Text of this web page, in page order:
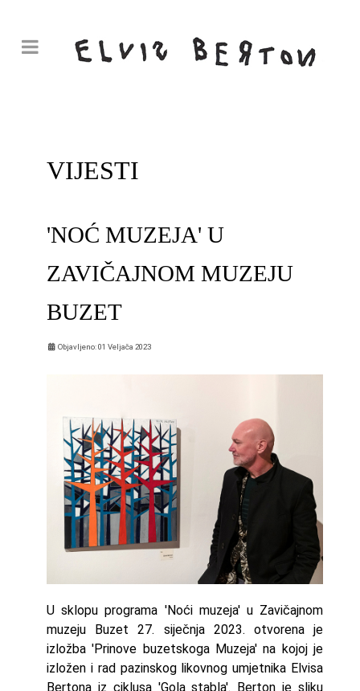
VIJESTI
'NOĆ MUZEJA' U
ZAVIČAJNOM MUZEJU
BUZET
Objavljeno: 01 Veljača 2023
U sklopu programa 'Noći muzeja' u Zavičajnom
muzeju Buzet 27. siječnja 2023. otvorena je
izložba 'Prinove buzetskoga Muzeja' na kojoj je
izložen i rad pazinskog likovnog umjetnika Elvisa
Bertona iz ciklusa 'Gola stabla'. Berton je sliku